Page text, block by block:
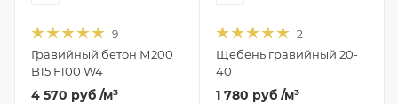
9
Гравийный бетон М200
B15 F100 W4
4 570 руб /м³
2
Щебень гравийный 20-
40
1 780 руб /м³